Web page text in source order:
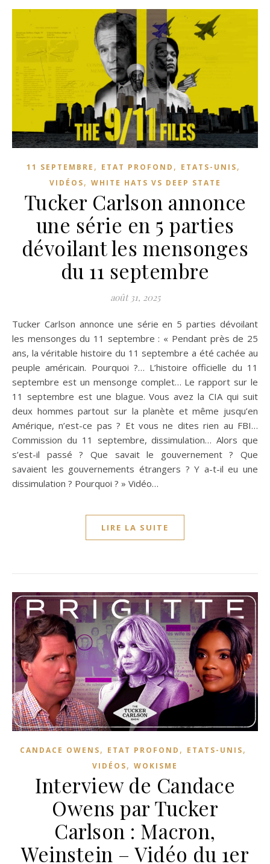
11 SEPTEMBRE , ETAT PROFOND , ETATS-UNIS,
VIDÉOS, WHITE HATS VS DEEP STATE
Tucker Carlson annonce
une série en 5 parties
dévoilant les mensonges
du 11 septembre
août 31, 2025
Tucker Carlson annonce une série en 5 parties dévoilant
les mensonges du 11 septembre : « Pendant près de 25
ans, la véritable histoire du 11 septembre a été cachée au
peuple américain. Pourquoi ?… L’histoire officielle du 11
septembre est un mensonge complet… Le rapport sur le
11 septembre est une blague. Vous avez la CIA qui suit
deux hommes partout sur la planète et même jusqu’en
Amérique, n’est-ce pas ? Et vous ne dites rien au FBI…
Commission du 11 septembre, dissimulation… Alors que
s’est-il passé ? Que savait le gouvernement ? Que
savaient les gouvernements étrangers ? Y a-t-il eu une
dissimulation ? Pourquoi ? » Vidéo…
LIRE LA SUITE
CANDACE OWENS, ETAT PROFOND , ETATS-UNIS,
VIDÉOS, WOKISME
Interview de Candace
Owens par Tucker
Carlson : Macron,
Weinstein – Vidéo du 1er